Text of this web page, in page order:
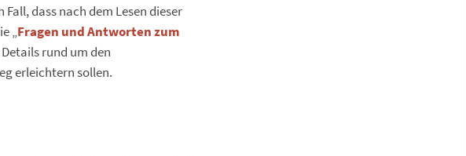
dass nach dem Lesen dieser
„Fragen und Antworten zum
rund um den
erleichtern sollen.